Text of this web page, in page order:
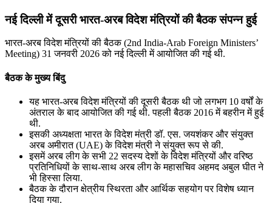
नई दिल्ली में दूसरी भारत-अरब विदेश मंत्रियों की बैठक संपन्न हुई
भारत-अरब विदेश मंत्रियों की बैठक (2nd India-Arab Foreign Ministers’
Meeting) 31 जनवरी 2026 को नई दिल्ली में आयोजित की गई थी.
बैठक के मुख्य बिंदु
यह भारत-अरब विदेश मंत्रियों की दूसरी बैठक थी जो लगभग 10 वर्षों के
अंतराल के बाद आयोजित की गई थी. पहली बैठक 2016 में बहरीन में हुई
थी.
इसकी अध्यक्षता भारत के विदेश मंत्री डॉ. एस. जयशंकर और संयुक्त
अरब अमीरात (UAE) के विदेश मंत्री ने संयुक्त रूप से की.
इसमें अरब लीग के सभी 22 सदस्य देशों के विदेश मंत्रियों और वरिष्ठ
प्रतिनिधियों के साथ-साथ अरब लीग के महासचिव अहमद अबुल घीत ने
भी हिस्सा लिया.
बैठक के दौरान क्षेत्रीय स्थिरता और आर्थिक सहयोग पर विशेष ध्यान
दिया गया.